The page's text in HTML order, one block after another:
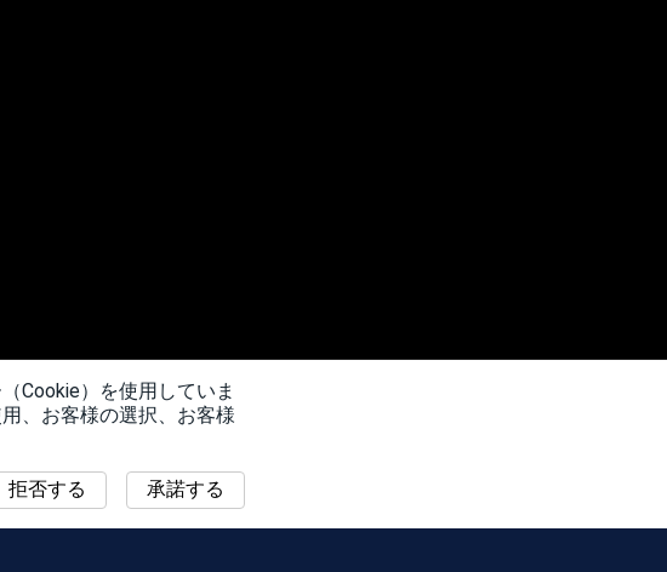
Cookie）を使用していま
、お客様の選択、お客様
承諾する
拒否する